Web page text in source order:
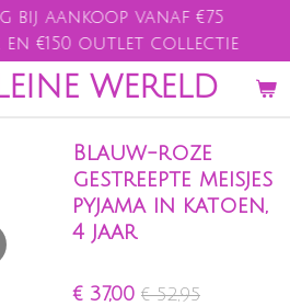
WERELD
bij aankoop vanaf €75
€150 outlet collectie
Blauw-roze
gestreepte meisjes
pyjama in katoen,
4 jaar
€ 37,00 € 52,95